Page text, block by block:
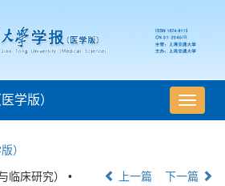
导
航
学版）
）
临床研究） • 上一篇 下一篇